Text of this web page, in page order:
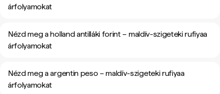
árfolyamokat
Nézd meg a holland antilláki forint – maldív-szigeteki rufiyaa
árfolyamokat
Nézd meg a argentin peso – maldív-szigeteki rufiyaa
árfolyamokat